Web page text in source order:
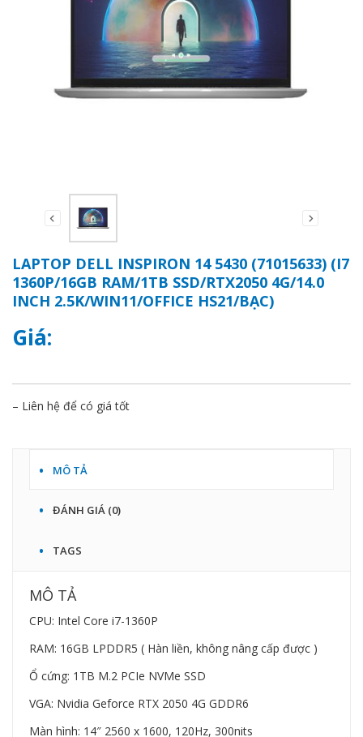
LAPTOP DELL INSPIRON 14 5430 (71015633) (I7
1360P/16GB RAM/1TB SSD/RTX2050 4G/14.0
INCH 2.5K/WIN11/OFFICE HS21/BẠC)
Giá:
– Liên hệ để có giá tốt
MÔ TẢ
ĐÁNH GIÁ (0)
TAGS
MÔ TẢ
CPU: Intel Core i7-1360P
RAM: 16GB LPDDR5 ( Hàn liền, không nâng cấp được )
Ổ cứng: 1TB M.2 PCIe NVMe SSD
VGA: Nvidia Geforce RTX 2050 4G GDDR6
Màn hình: 14″ 2560 x 1600, 120Hz, 300nits